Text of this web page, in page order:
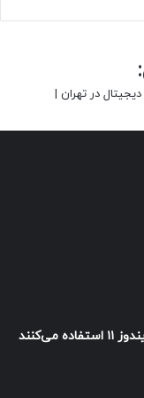
در تهران |